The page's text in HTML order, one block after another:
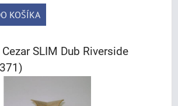
KOŠÍKA
SLIM Dub Riverside